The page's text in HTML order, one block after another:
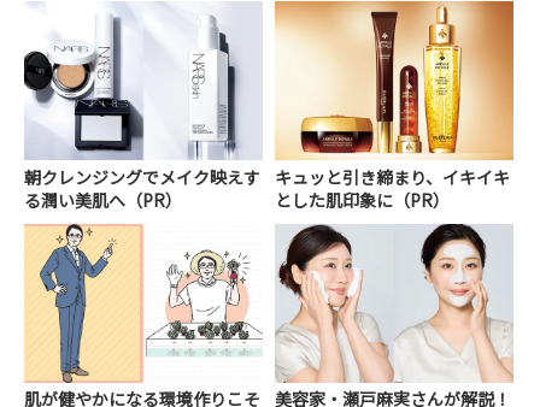
朝クレンジングでメイク映えす
る潤い美肌へ（PR）
キュッと引き締まり、イキイキ
とした肌印象に（PR）
肌が健やかになる環境作りこそ
美容家・瀬戸麻実さんが解説！